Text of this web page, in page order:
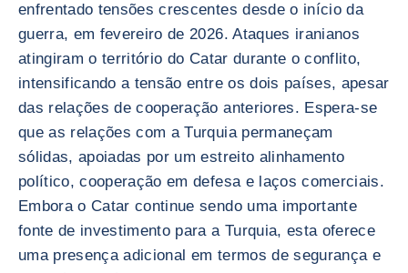
enfrentado tensões crescentes desde o início da
guerra, em fevereiro de 2026. Ataques iranianos
atingiram o território do Catar durante o conflito,
intensificando a tensão entre os dois países, apesar
das relações de cooperação anteriores. Espera-se
que as relações com a Turquia permaneçam
sólidas, apoiadas por um estreito alinhamento
político, cooperação em defesa e laços comerciais.
Embora o Catar continue sendo uma importante
fonte de investimento para a Turquia, esta oferece
uma presença adicional em termos de segurança e